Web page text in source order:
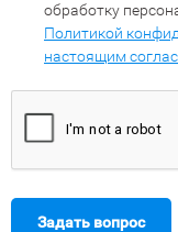
обработку
Политикой
настоящим
Задать вопрос